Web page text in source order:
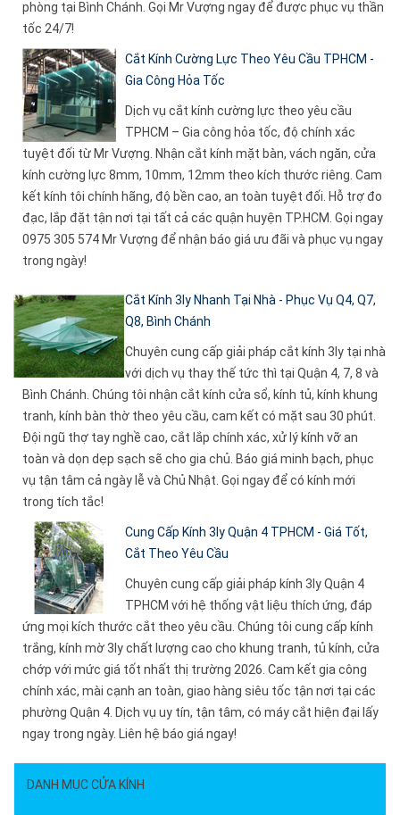
phòng tại Bình Chánh. Gọi Mr Vượng ngay để được phục vụ thần
tốc 24/7!
Cắt Kính Cường Lực Theo Yêu Cầu TPHCM -
Gia Công Hỏa Tốc
Dịch vụ cắt kính cường lực theo yêu cầu
TPHCM – Gia công hỏa tốc, độ chính xác
tuyệt đối từ Mr Vượng. Nhận cắt kính mặt bàn, vách ngăn, cửa
kính cường lực 8mm, 10mm, 12mm theo kích thước riêng. Cam
kết kính tôi chính hãng, độ bền cao, an toàn tuyệt đối. Hỗ trợ đo
đạc, lắp đặt tận nơi tại tất cả các quận huyện TP.HCM. Gọi ngay
0975 305 574 Mr Vượng để nhận báo giá ưu đãi và phục vụ ngay
trong ngày!
Cắt Kính 3ly Nhanh Tại Nhà - Phục Vụ Q4, Q7,
Q8, Bình Chánh
Chuyên cung cấp giải pháp cắt kính 3ly tại nhà
với dịch vụ thay thế tức thì tại Quận 4, 7, 8 và
Bình Chánh. Chúng tôi nhận cắt kính cửa sổ, kính tủ, kính khung
tranh, kính bàn thờ theo yêu cầu, cam kết có mặt sau 30 phút.
Đội ngũ thợ tay nghề cao, cắt lắp chính xác, xử lý kính vỡ an
toàn và dọn dẹp sạch sẽ cho gia chủ. Báo giá minh bạch, phục
vụ tận tâm cả ngày lễ và Chủ Nhật. Gọi ngay để có kính mới
trong tích tắc!
Cung Cấp Kính 3ly Quận 4 TPHCM - Giá Tốt,
Cắt Theo Yêu Cầu
Chuyên cung cấp giải pháp kính 3ly Quận 4
TPHCM với hệ thống vật liệu thích ứng, đáp
ứng mọi kích thước cắt theo yêu cầu. Chúng tôi cung cấp kính
trắng, kính mờ 3ly chất lượng cao cho khung tranh, tủ kính, cửa
chớp với mức giá tốt nhất thị trường 2026. Cam kết gia công
chính xác, mài cạnh an toàn, giao hàng siêu tốc tận nơi tại các
phường Quận 4. Dịch vụ uy tín, tận tâm, có máy cắt hiện đại lấy
ngay trong ngày. Liên hệ báo giá ngay!
DANH MỤC CỬA KÍNH